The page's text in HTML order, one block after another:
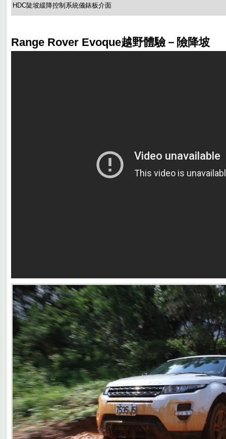
HDC陡坡緩降控制系統儀錶板介面
Range Rover Evoque越野體驗－險降坡